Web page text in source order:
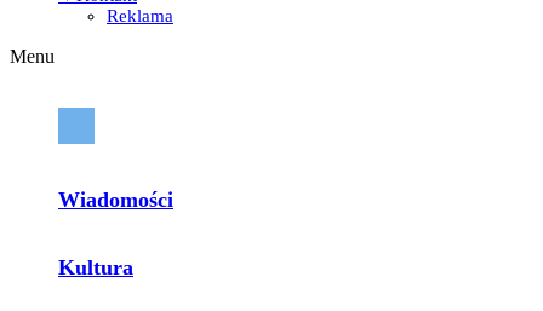
Reklama
Menu
Wiadomości
Kultura